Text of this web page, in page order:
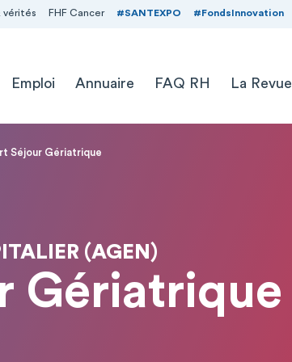
vérités FHF Cancer #SANTEXPO #FondsInnovation
Emploi Annuaire FAQ RH La Revue
Séjour Gériatrique
(AGEN)
Gériatrique